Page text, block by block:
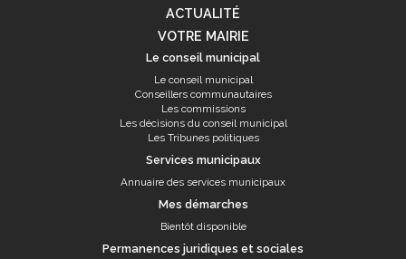
ACTUALITÉ
VOTRE MAIRIE
Le conseil municipal
Le conseil municipal
Conseillers communautaires
Les commissions
Les décisions du conseil municipal
Les Tribunes politiques
Services municipaux
Annuaire des services municipaux
Mes démarches
Bientôt disponible
Permanences juridiques et sociales